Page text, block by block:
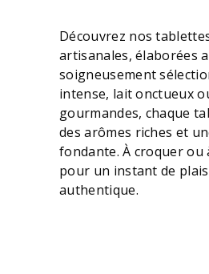
Découvrez nos
artisanales, élaborées
soigneusement
intense, lait onctueux
gourmandes, chaque
des arômes riches et
fondante. À croquer ou
pour un instant de
authentique.